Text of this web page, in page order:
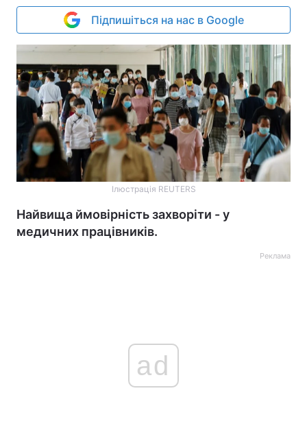
Підпишіться на нас в Google
Ілюстрація REUTERS
Найвища ймовірність захворіти - у
медичних працівників.
Реклама
ad